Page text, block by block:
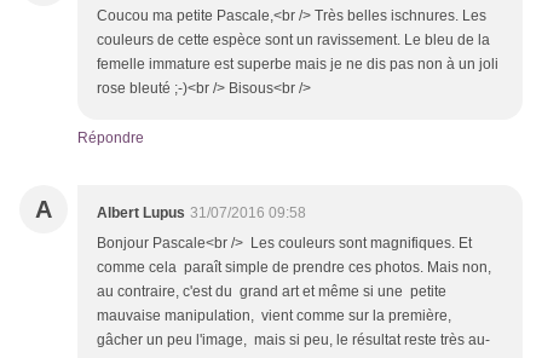
Coucou ma petite Pascale,<br /> Très belles ischnures. Les
couleurs de cette espèce sont un ravissement. Le bleu de la
femelle immature est superbe mais je ne dis pas non à un joli
rose bleuté ;-)<br /> Bisous<br />
Répondre
A Albert Lupus 31/07/2016 09:58
Bonjour Pascale<br /> Les couleurs sont magnifiques. Et
comme cela paraît simple de prendre ces photos. Mais non,
au contraire, c'est du grand art et même si une petite
mauvaise manipulation, vient comme sur la première,
gâcher un peu l'image, mais si peu, le résultat reste très au-